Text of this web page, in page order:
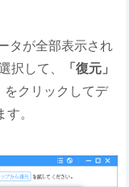
タが全部表示され
択して、
「復元」
をクリックしてデ
。